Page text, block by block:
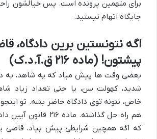
برای متهمین پرونده است. پس خیالشون
جایگاه اتهام نیستید.
اگه نتونستین برین دادگاه،
پیشتون! (ماده ۲۱۶ ق.آ.د.ک)
بعضی وقت ها پیش میاد که یه شاهد، به
شدید، کهولت سن، یا حتی تعداد زیاد
خاص، نتونه توی دادگاه حاضر بشه. تو اینجور
هم راه حل گذاشته. ماده
که اگه همچین شرایطی پیش بیاد، قاضی